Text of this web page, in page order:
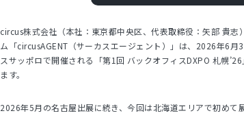
circus株式会社（本社：東京都中央区、代表取締役：矢部 貴志
ム「circusAGENT（サーカスエージェント）」は、2026年6月
スサッポロで開催される「第1回 バックオフィスDXPO 札幌
ます。
2026年5月の名古屋出展に続き、今回は北海道エリアで初めて